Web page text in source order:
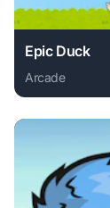
Epic Duck
Arcade
Play Epic